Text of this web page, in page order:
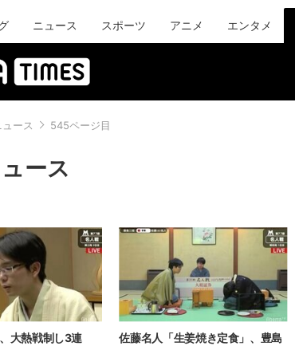
ニュース スポーツ アニメ エンタメ
ース 545ページ目
ース
大熱戦制し3連
佐藤名人「生姜焼き定食」、豊島